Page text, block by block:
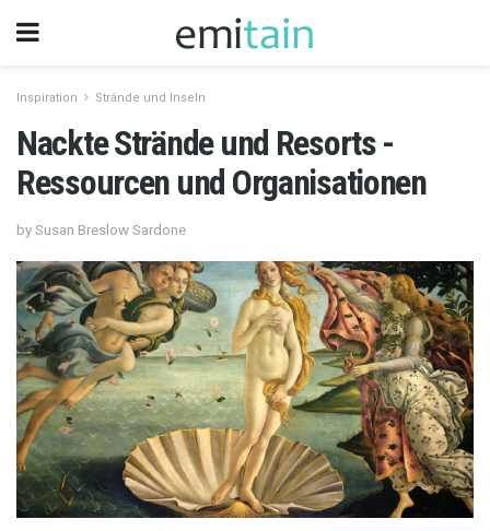
Inspiration Strände und Inseln
Nackte Strände und Resorts -
Ressourcen und Organisationen
by Susan Breslow Sardone